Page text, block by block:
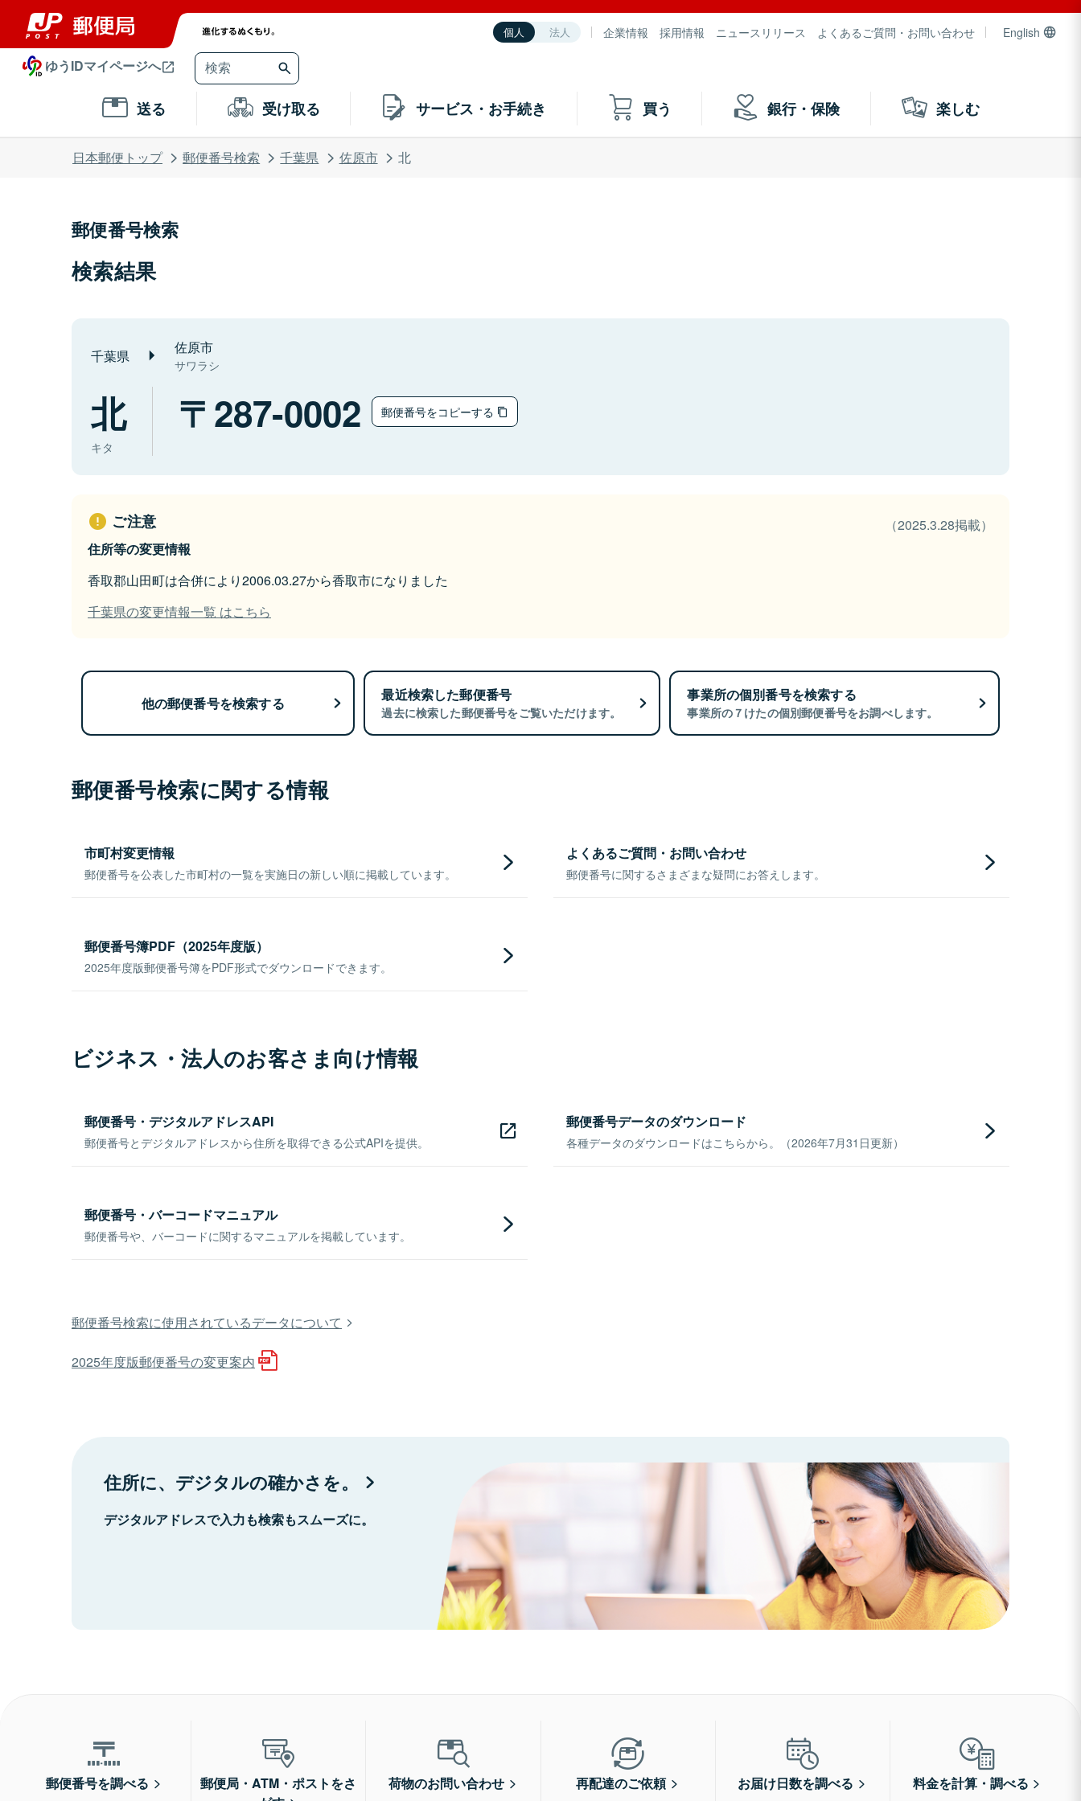
個人 法人 企業情報 採用情報 ニュースリリース よくあるご質問・お問い合わせ English
ゆうIDマイページへ
送る 受け取る サービス・お手続き 買う 銀行・保険 楽しむ
日本郵便トップ 郵便番号検索 千葉県 佐原市 北
郵便番号検索
検索結果
千葉県 佐原市
サワラシ
北
キタ
287-0002 郵便番号をコピーする
ご注意
（2025.3.28掲載）
住所等の変更情報
香取郡山田町は合併により2006.03.27から香取市になりました
千葉県の変更情報一覧 はこちら
他の郵便番号を検索する 最近検索した郵便番号
過去に検索した郵便番号をご覧いただけます。
事業所の個別番号を検索する
事業所の７けたの個別郵便番号をお調べします。
郵便番号検索に関する情報
市町村変更情報
郵便番号を公表した市町村の一覧を実施日の新しい順に掲載しています。
よくあるご質問・お問い合わせ
郵便番号に関するさまざまな疑問にお答えします。
郵便番号簿PDF（2025年度版）
2025年度版郵便番号簿をPDF形式でダウンロードできます。
ビジネス・法人のお客さま向け情報
郵便番号・デジタルアドレスAPI
郵便番号とデジタルアドレスから住所を取得できる公式APIを提供。
郵便番号データのダウンロード
各種データのダウンロードはこちらから。（2026年7月31日更新）
郵便番号・バーコードマニュアル
郵便番号や、バーコードに関するマニュアルを掲載しています。
郵便番号検索に使用されているデータについて
2025年度版郵便番号の変更案内
住所に、デジタルの確かさを。
デジタルアドレスで入力も検索もスムーズに。
郵便番号を調べる
郵便局・ATM・ポストをさ
荷物のお問い合わせ 再配達のご依頼 お届け日数を調べる 料金を計算・調べる